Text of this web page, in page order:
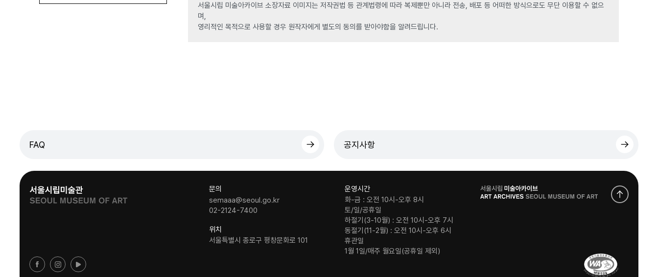
서울시립 미술아카이브 소장자료 이미지는 저작권법 등 관계법령에 따라 복제뿐만 아니라 전송, 배포 등 어떠한 방식으로도 무단 이용할 수 없으
며,
영리적인 목적으로 사용할 경우 원작자에게 별도의 동의를 받아야함을 알려드립니다.
FAQ 공지사항
문의
semaaa@seoul.go.kr
02-2124-7400
위치
서울특별시 종로구 평창문화로 101
운영시간
화-금 : 오전 10시-오후 8시
토/일/공휴일
하절기(3-10월) : 오전 10시-오후 7시
동절기(11-2월) : 오전 10시-오후 6시
휴관일
1월 1일/매주 월요일(공휴일 제외)
로
고